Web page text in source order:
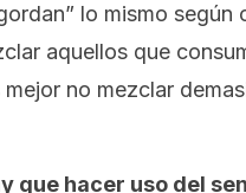
lo mismo
aquellos que
no mezclar
que hacer uso del